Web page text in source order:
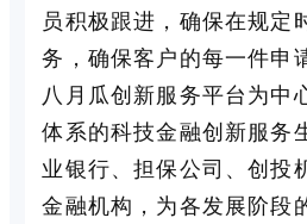
员积极跟进，确保在规定
务，确保客户的每一件申
八月瓜创新服务平台为中
体系的科技金融创新服务
业银行、担保公司、创投
金融机构，为各发展阶段